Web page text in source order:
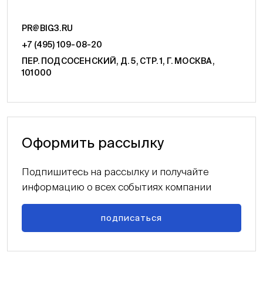
PR@BIG3.RU
+7 (495) 109-08-20
ПЕР. ПОДСОСЕНСКИЙ, Д. 5, СТР. 1, Г. МОСКВА,
101000
Оформить рассылку
Подпишитесь на рассылку и получайте
информацию о всех событиях компании
подписаться